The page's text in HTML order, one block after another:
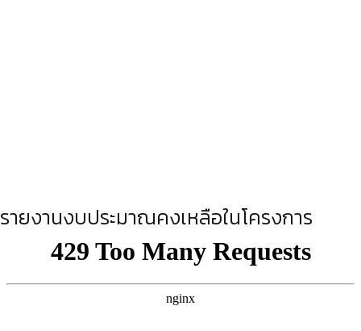
รายงานงบประมาณคงเหลือในโครงการ